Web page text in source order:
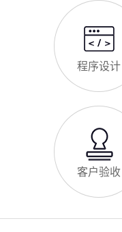
程序设计
客户验收